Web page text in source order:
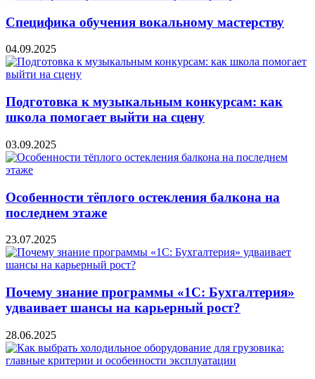
Специфика обучения вокальному мастерству
04.09.2025
Подготовка к музыкальным конкурсам: как
школа помогает выйти на сцену
03.09.2025
Особенности тёплого остекления балкона на
последнем этаже
23.07.2025
Почему знание программы «1С: Бухгалтерия»
удваивает шансы на карьерный рост?
28.06.2025